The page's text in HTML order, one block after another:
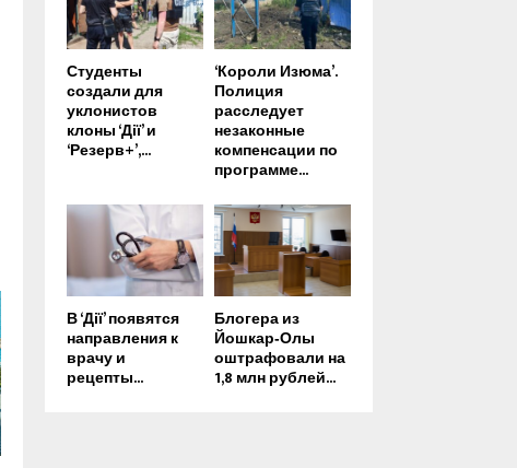
Студенты
создали для
уклонистов
клоны ‘Дії’ и
‘Резерв+’,...
‘Короли Изюма’.
Полиция
расследует
незаконные
компенсации по
программе...
В ‘Дії’ появятся
направления к
врачу и
рецепты...
Блогера из
Йошкар‑Олы
оштрафовали на
1,8 млн рублей...